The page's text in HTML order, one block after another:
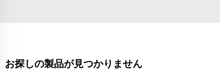
お探しの製品が見つかりません